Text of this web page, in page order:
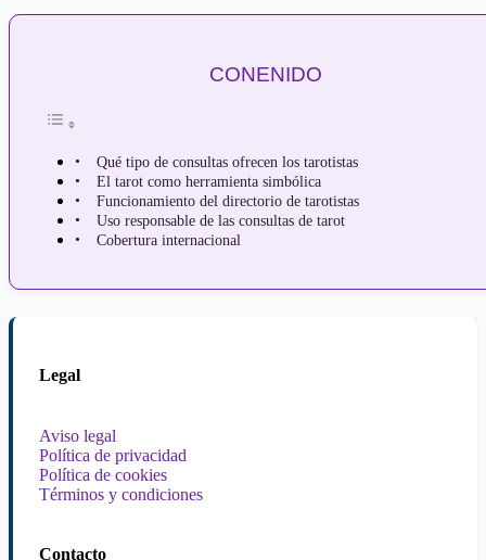
CONENIDO
Qué tipo de consultas ofrecen los tarotistas
El tarot como herramienta simbólica
Funcionamiento del directorio de tarotistas
Uso responsable de las consultas de tarot
Cobertura internacional
Legal
Aviso legal
Política de privacidad
Política de cookies
Términos y condiciones
Contacto